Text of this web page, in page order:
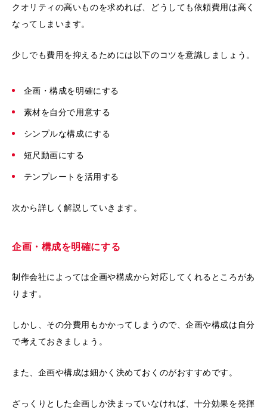
クオリティの高いものを求めれば、どうしても依頼費用は高く
なってしまいます。
少しでも費用を抑えるためには以下のコツを意識しましょう。
企画・構成を明確にする
素材を自分で用意する
シンプルな構成にする
短尺動画にする
テンプレートを活用する
次から詳しく解説していきます。
企画・構成を明確にする
制作会社によっては企画や構成から対応してくれるところがあ
ります。
しかし、その分費用もかかってしまうので、企画や構成は自分
で考えておきましょう。
また、企画や構成は細かく決めておくのがおすすめです。
ざっくりとした企画しか決まっていなければ、十分効果を発揮